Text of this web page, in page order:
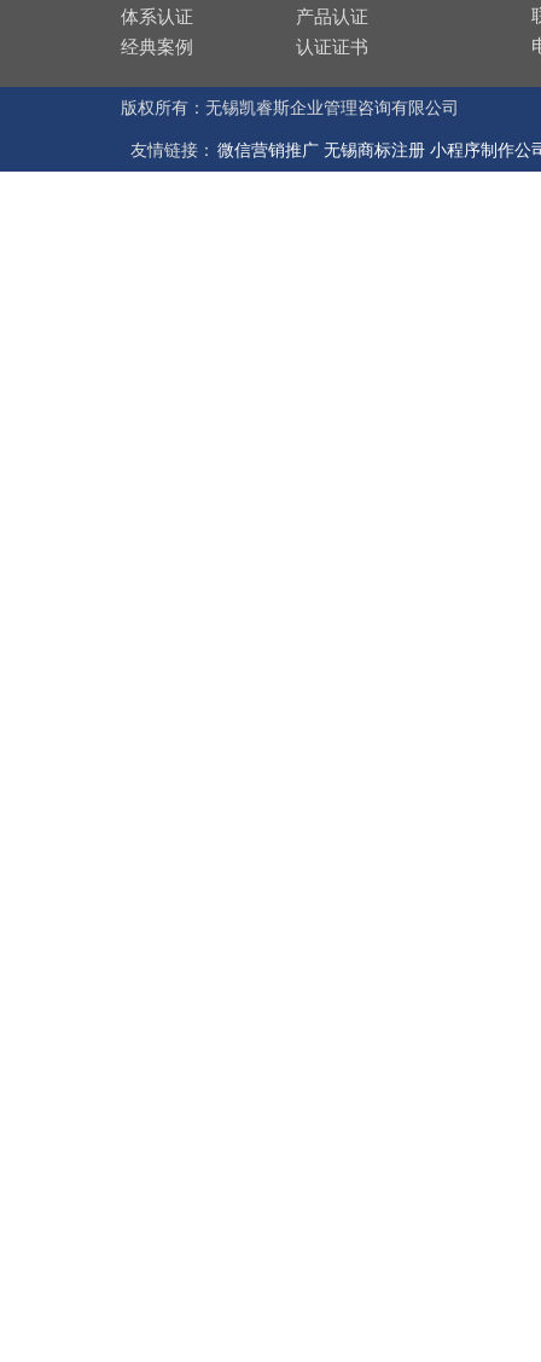
体系认证
产品认证
经典案例
认证证书
版权所有：无锡凯睿斯企业管理咨询有限公司
友情链接： 微信营销推广 无锡商标注册 小程序制作公